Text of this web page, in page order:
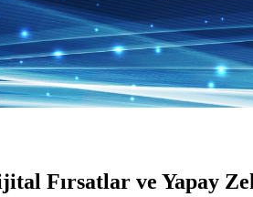
Fırsatlar ve Yapay